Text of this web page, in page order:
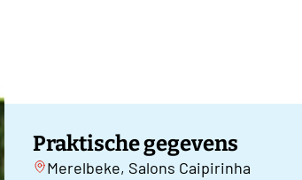
Praktische gegevens
Merelbeke, Salons Caipirinha